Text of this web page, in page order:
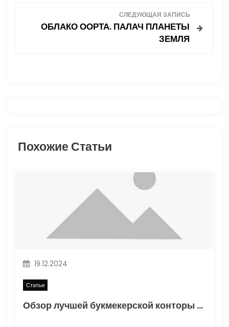
я
п
и
с
СЛЕДУЮЩАЯ ЗАПИСЬ
ОБЛАКО ООРТА. ПАЛАЧ ПЛАНЕТЫ
ЗЕМЛЯ
Похожие Статьи
19.12.2024
Статьи
Обзор лучшей букмекерской конторы Винлайн в России